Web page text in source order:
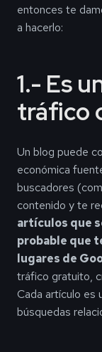
entonces te
a hacerlo:
1.- Es
tráfico
Un blog puede
económica
buscadores
contenido y te
artículos que
probable que
lugares de
tráfico gratuito,
Cada artículo es
búsquedas